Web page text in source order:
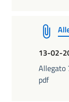
13-02-
Allegato
pdf